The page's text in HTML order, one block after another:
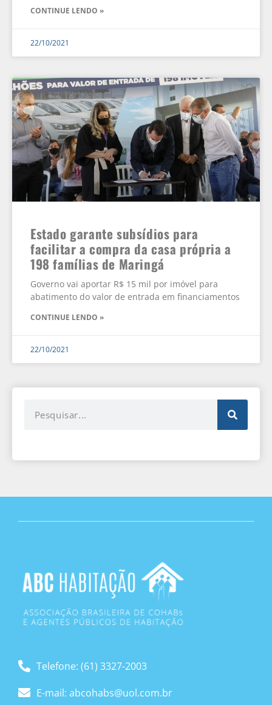
CONTINUE LENDO »
22/10/2021
Estado garante subsídios para
facilitar a compra da casa própria a
198 famílias de Maringá
Governo vai aportar R$ 15 mil por imóvel para
abatimento do valor de entrada em financiamentos
CONTINUE LENDO »
22/10/2021
Telefone: (61) 3327-2003
E-mail: abcohabs@uol.com.br